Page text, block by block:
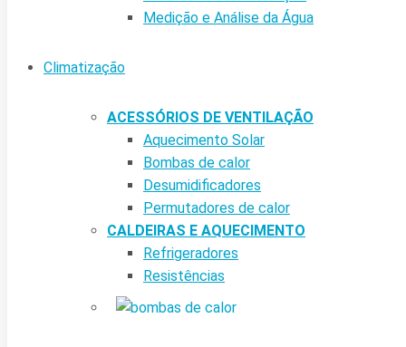
Medição e Análise da Água
Climatização
ACESSÓRIOS DE VENTILAÇÃO
Aquecimento Solar
Bombas de calor
Desumidificadores
Permutadores de calor
CALDEIRAS E AQUECIMENTO
Refrigeradores
Resistências